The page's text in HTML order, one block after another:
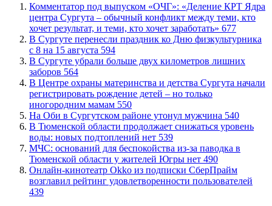
​Комментатор под выпуском «ОЧГ»: «Деление КРТ Ядра
центра Сургута – обычный конфликт между теми, кто
хочет результат, и теми, кто хочет заработать» 677
​В Сургуте перенесли праздник ко Дню физкультурника
с 8 на 15 августа 594
​В Сургуте убрали больше двух километров лишних
заборов 564
​В Центре охраны материнства и детства Сургута начали
регистрировать рождение детей – но только
иногородним мамам 550
​На Оби в Сургутском районе утонул мужчина 540
​В Тюменской области продолжает снижаться уровень
воды: новых подтоплений нет 539
​МЧС: оснований для беспокойства из-за паводка в
Тюменской области у жителей Югры нет 490
​Онлайн-кинотеатр Okko из подписки СберПрайм
возглавил рейтинг удовлетворенности пользователей
439